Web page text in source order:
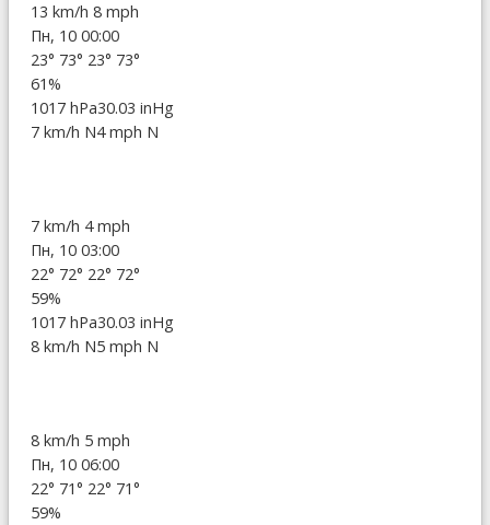
13 km/h 8 mph
Пн, 10 00:00
23° 73° 23° 73°
61%
1017 hPa30.03 inHg
7 km/h N4 mph N
7 km/h 4 mph
Пн, 10 03:00
22° 72° 22° 72°
59%
1017 hPa30.03 inHg
8 km/h N5 mph N
8 km/h 5 mph
Пн, 10 06:00
22° 71° 22° 71°
59%